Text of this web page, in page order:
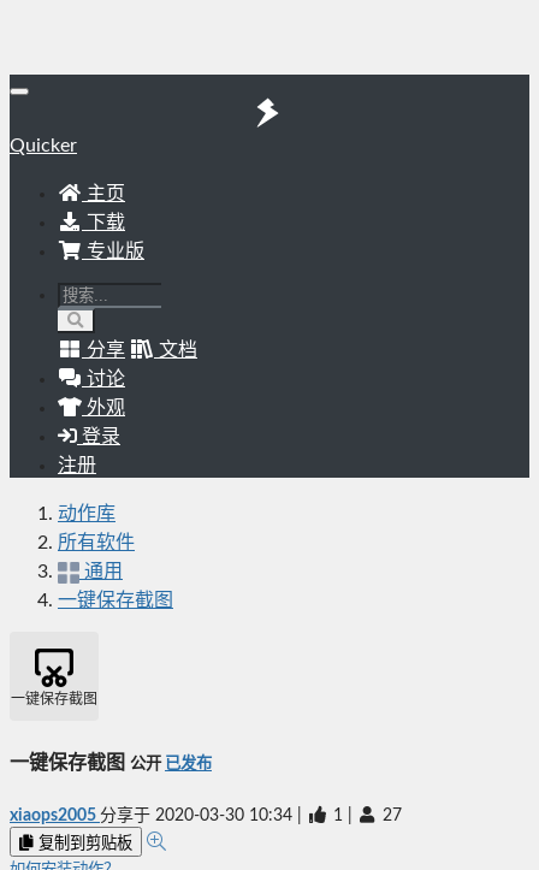
Quicker
主页
下载
专业版
分享
文档
讨论
外观
登录
注册
动作库
所有软件
通用
一键保存截图
一键保存截图
一键保存截图 公开 已发布
xiaops2005 分享于 2020-03-30 10:34 1 27
复制到剪贴板